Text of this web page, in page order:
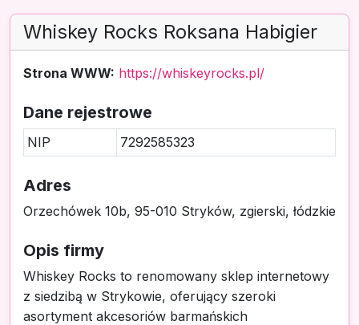
Whiskey Rocks Roksana Habigier
Strona WWW: https://whiskeyrocks.pl/
Dane rejestrowe
NIP 7292585323
Adres
Orzechówek 10b, 95-010 Stryków, zgierski, łódzkie
Opis firmy
Whiskey Rocks to renomowany sklep internetowy
z siedzibą w Strykowie, oferujący szeroki
asortyment akcesoriów barmańskich